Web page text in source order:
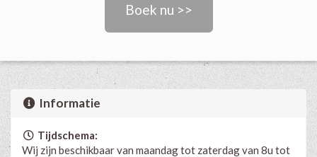
Boek nu >>
Informatie
Tijdschema:
Wij zijn beschikbaar van maandag tot zaterdag van 8u tot